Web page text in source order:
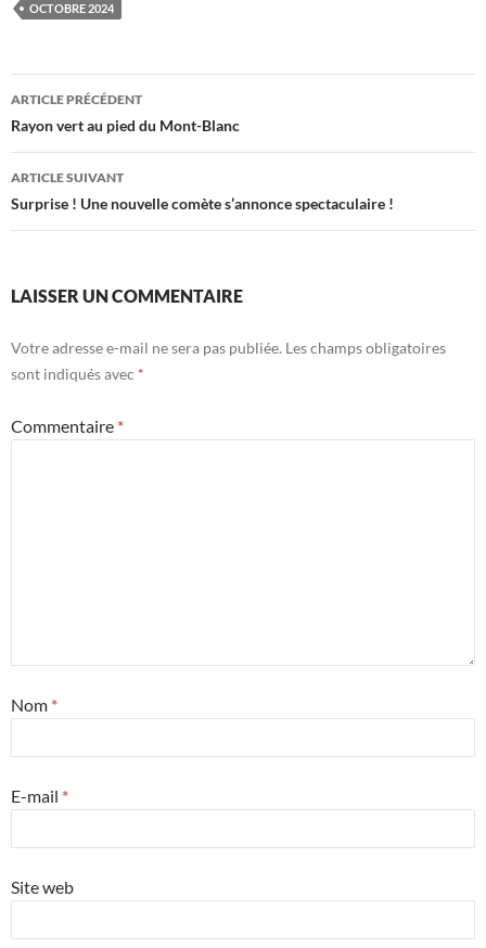
OCTOBRE 2024
Navigation
des
articles
ARTICLE PRÉCÉDENT
Rayon vert au pied du Mont-Blanc
ARTICLE SUIVANT
Surprise ! Une nouvelle comète s’annonce spectaculaire !
LAISSER UN COMMENTAIRE
Votre adresse e-mail ne sera pas publiée. Les champs obligatoires
sont indiqués avec *
Commentaire *
Nom *
E-mail *
Site web